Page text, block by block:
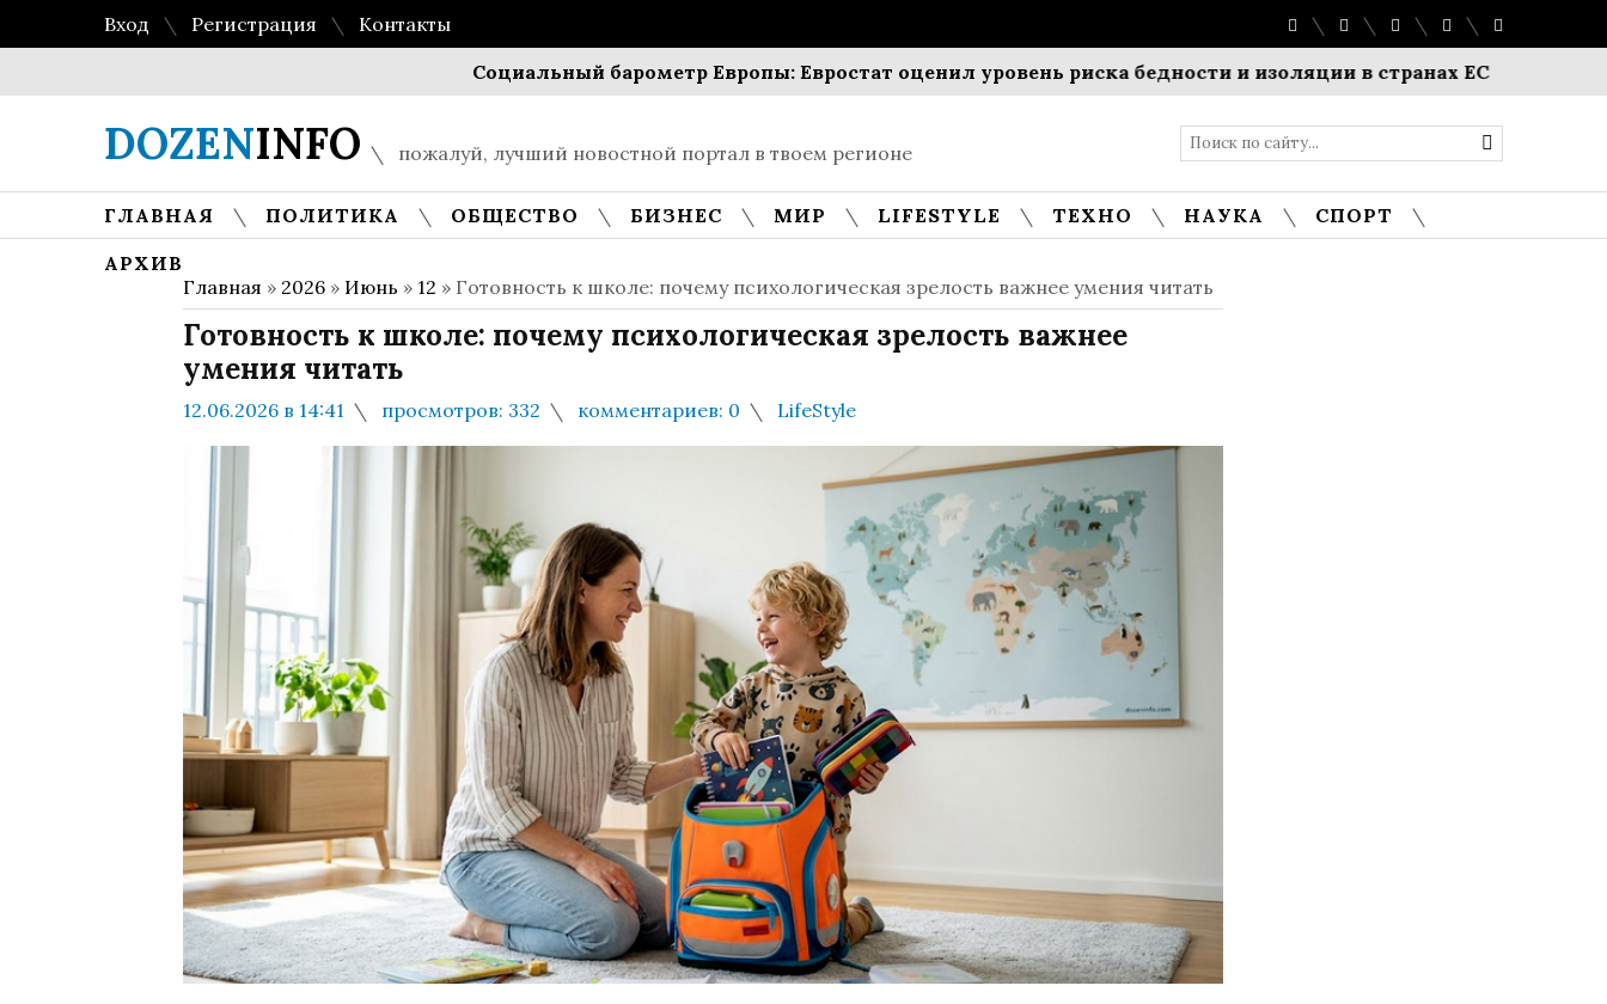
Вход Регистрация
Контакты
Социальный барометр Европы: Евростат оценил уровень риска бедности и изоляции в странах ЕС
Рынок
DOZENINFO пожалуй, лучший новостной портал в твоем регионе
ГЛАВНАЯ ПОЛИТИКА ОБЩЕСТВО БИЗНЕС МИР LIFESTYLE ТЕХНО НАУКА
СПОРТ
АРХИВ
Главная » 2026 » Июнь » 12 » Готовность к школе: почему психологическая зрелость важнее умения читать
Готовность к школе: почему психологическая зрелость важнее
умения читать
12.06.2026 в 14:41 просмотров: 332 комментариев: 0 LifeStyle